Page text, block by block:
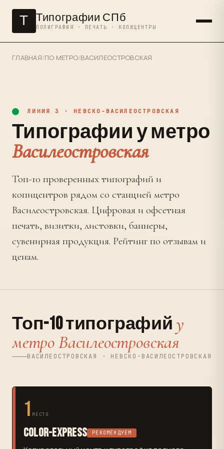
Т Типографии СПб
ПОЛИГРАФИЯ · ПЕЧАТЬ · КОПИЦЕНТРЫ
ГЛАВНАЯ/ПО МЕТРО/ВАСИЛЕОСТРОВСКАЯ
ЛИНИЯ 3 · НЕВСКО-ВАСИЛЕОСТРОВСКАЯ
Типографии у метро
Василеостровская
Топ-10 проверенных типографий и
копицентров рядом со станцией метро
Василеостровская. Цифровая и офсетная
печать, визитки, листовки, баннеры,
сувенирная продукция. Рейтинг по отзывам и
ценам.
Топ-10 типографийу
метро Василеостровская
ВАСИЛЕОСТРОВСКАЯ · НЕВСКО-ВАСИЛЕОСТРОВСКАЯ
1 МЕСТО
Color-Express РЕКОМЕНДУЕМ